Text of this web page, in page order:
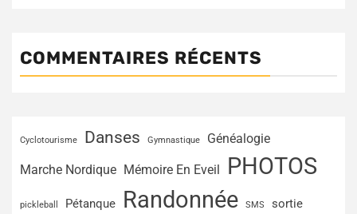
COMMENTAIRES RÉCENTS
Cyclotourisme Danses Gymnastique Généalogie
Marche Nordique Mémoire En Eveil PHOTOS
pickleball Pétanque Randonnée SMS sortie